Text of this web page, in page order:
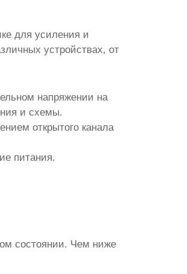
для усиления и
устройствах, от
напряжении на
и схемы.
открытого канала
питания.
состоянии. Чем ниже